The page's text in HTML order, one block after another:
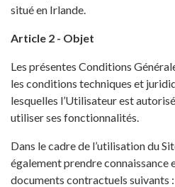
situé en Irlande.
Article 2 - Objet
Les présentes Conditions
les conditions techniques et
lesquelles l’Utilisateur est
utiliser ses fonctionnalités.
Dans le cadre de l’utilisation du
également prendre connaissance
documents contractuels suivants :